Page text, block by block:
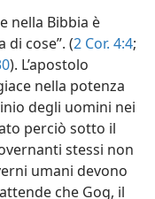
nella Bibbia è
di cose”. (2 Cor. 4:4;
). L’apostolo
nella potenza
degli uomini nei
perciò sotto il
stessi non
umani devono
che Gog, il